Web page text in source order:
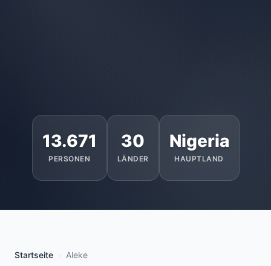
13.671
PERSONEN
30
LÄNDER
Nigeria
HAUPTLAND
Startseite Aleke